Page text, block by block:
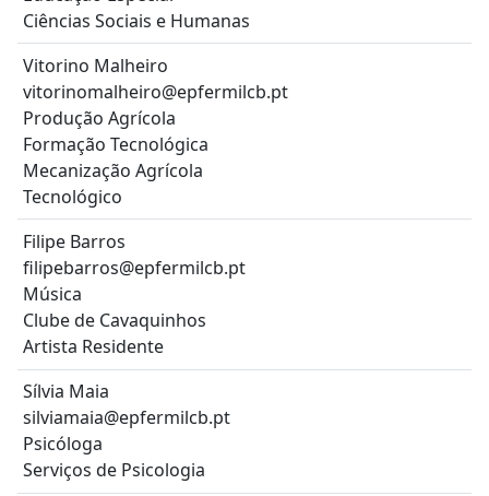
Ciências Sociais e Humanas
Vitorino Malheiro
vitorinomalheiro@epfermilcb.pt
Produção Agrícola
Formação Tecnológica
Mecanização Agrícola
Tecnológico
Filipe Barros
filipebarros@epfermilcb.pt
Música
Clube de Cavaquinhos
Artista Residente
Sílvia Maia
silviamaia@epfermilcb.pt
Psicóloga
Serviços de Psicologia